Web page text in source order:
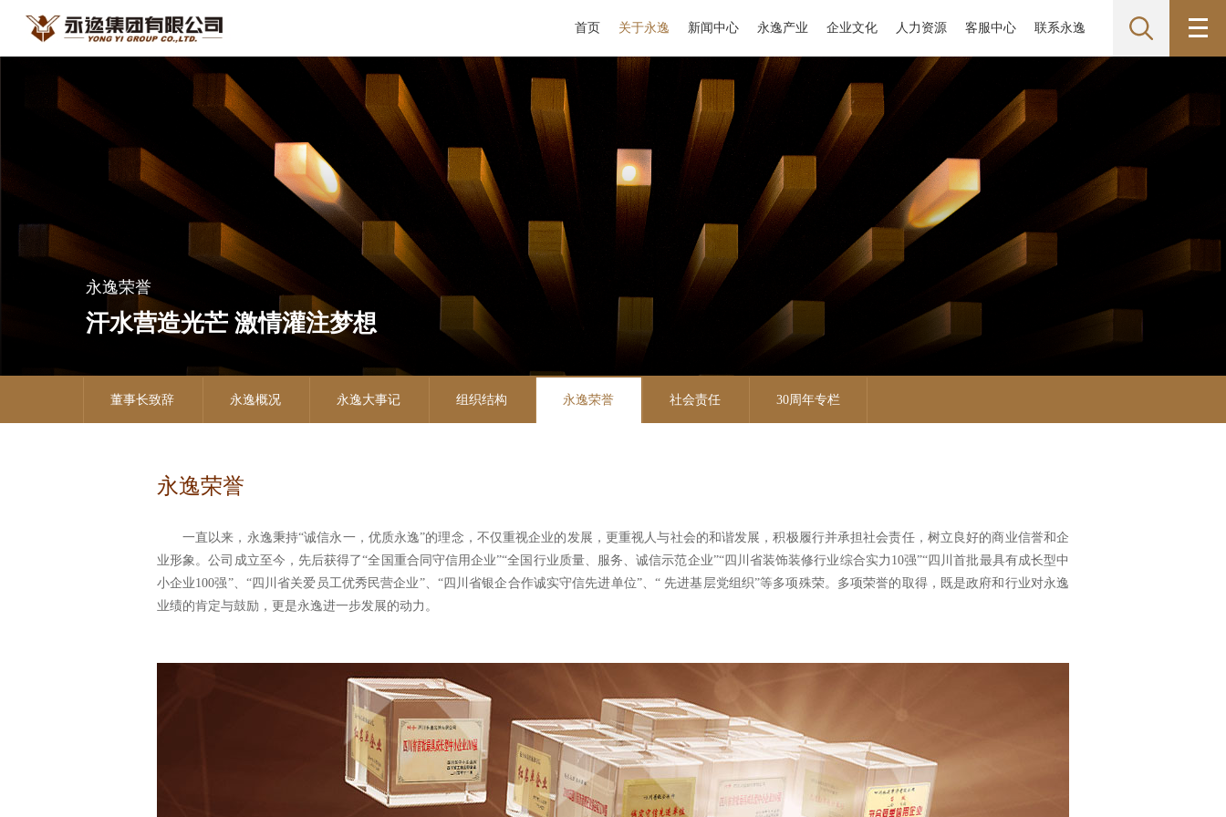
首页 关于永逸 新闻中心 永逸产业 企业文化 人力资源 客服中心 联系永逸
永逸荣誉
汗水营造光芒 激情灌注梦想
董事长致辞 永逸概况 永逸大事记 组织结构 永逸荣誉 社会责任 30周年专栏
永逸荣誉
一直以来，永逸秉持“诚信永一，优质永逸”的理念，不仅重视企业的发展，更重视人与社会的和谐发展，积极履行并承担社会责任，树立良好的商业信誉和企
业形象。公司成立至今，先后获得了“全国重合同守信用企业”“全国行业质量、服务、诚信示范企业”“四川省装饰装修行业综合实力10强”“四川首批最具有成长型中
小企业100强”、“四川省关爱员工优秀民营企业”、“四川省银企合作诚实守信先进单位”、“ 先进基层党组织”等多项殊荣。多项荣誉的取得，既是政府和行业对永逸
业绩的肯定与鼓励，更是永逸进一步发展的动力。